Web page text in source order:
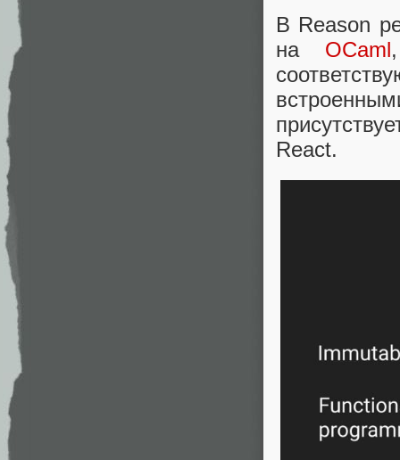
В Reason
на OCaml
React.